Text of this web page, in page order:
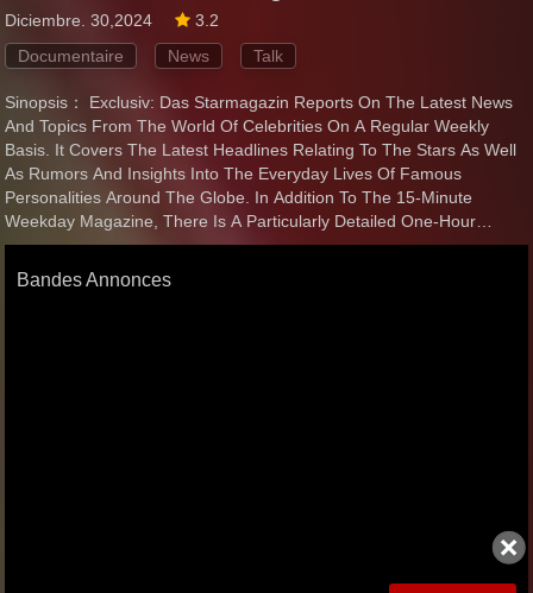
Diciembre. 30,2024
3.2
Documentaire
News Talk
Sinopsis： Exclusiv: Das Starmagazin Reports On The Latest News
And Topics From The World Of Celebrities On A Regular Weekly
Basis. It Covers The Latest Headlines Relating To The Stars As Well
As Rumors And Insights Into The Everyday Lives Of Famous
Personalities Around The Globe. In Addition To The 15-Minute
Weekday Magazine, There Is A Particularly Detailed One-Hour
Weekend Edition On Sundays With Additional Reports And
Background Reports On The Celebrities.
Bandes Annonces